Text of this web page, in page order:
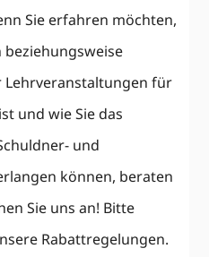
Sie erfahren möchten,
Lehrveranstaltungen für
und wie Sie das
und
können, beraten
Sie uns an! Bitte
Rabattregelungen.